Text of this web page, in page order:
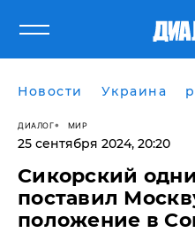
Новости Украина
ДИАЛОГ МИР
25 сентября 2024, 20:20
Сикорский
поставил
положение в